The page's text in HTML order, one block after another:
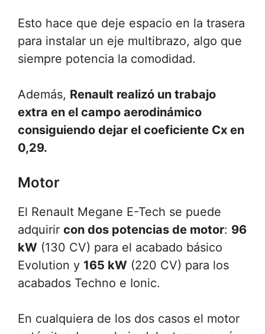
Esto hace que deje espacio en la trasera
para instalar un eje multibrazo, algo que
siempre potencia la comodidad.
Además, Renault realizó un trabajo
extra en el campo aerodinámico
consiguiendo dejar el coeficiente Cx en
0,29.
Motor
El Renault Megane E-Tech se puede
adquirir con dos potencias de motor: 96
kW (130 CV) para el acabado básico
Evolution y 165 kW (220 CV) para los
acabados Techno e Ionic.
En cualquiera de los dos casos el motor